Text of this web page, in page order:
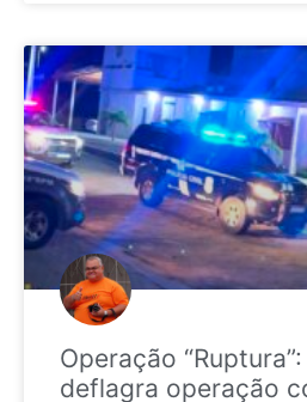
Operação
deflagra operação